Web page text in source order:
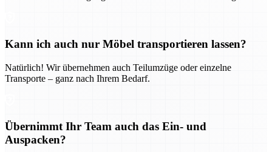
Kann ich auch nur Möbel transportieren lassen?
Natürlich! Wir übernehmen auch Teilumzüge oder einzelne
Transporte – ganz nach Ihrem Bedarf.
Übernimmt Ihr Team auch das Ein- und
Auspacken?